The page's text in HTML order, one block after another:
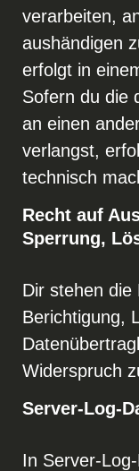
verarbeiten,
aushändigen
erfolgt in
Sofern du die
an einen
verlangst,
technisch
Recht auf
Sperrung,
Dir stehen die
Berichtigung,
Widerspruch
Server-Log-
In Server-